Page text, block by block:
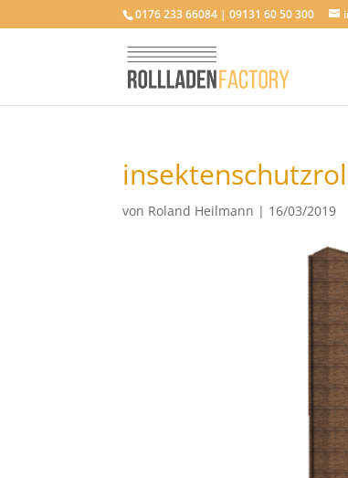
0176 233 66084 | 09131 60 50 300
von Roland Heilmann | 16/03/2019